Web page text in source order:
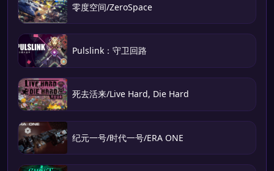
零度空间/ZeroSpace
Pulslink：守卫回路
死去活来/Live Hard, Die Hard
纪元一号/时代一号/ERA ONE